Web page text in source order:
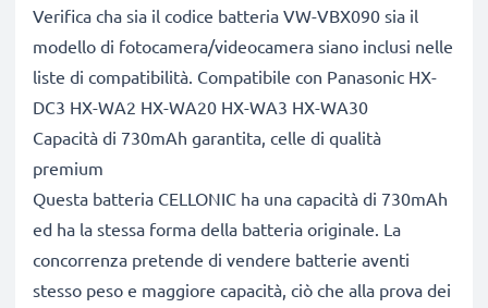
Verifica cha sia il codice batteria VW-VBX090 sia il
modello di fotocamera/videocamera siano inclusi nelle
liste di compatibilità. Compatibile con Panasonic HX-
DC3 HX-WA2 HX-WA20 HX-WA3 HX-WA30
Capacità di 730mAh garantita, celle di qualità
premium
Questa batteria CELLONIC ha una capacità di 730mAh
ed ha la stessa forma della batteria originale. La
concorrenza pretende di vendere batterie aventi
stesso peso e maggiore capacità, ciò che alla prova dei